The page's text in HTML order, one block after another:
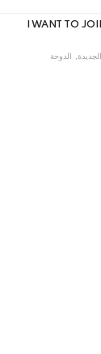
((+2348088228308))) I
الدوحة